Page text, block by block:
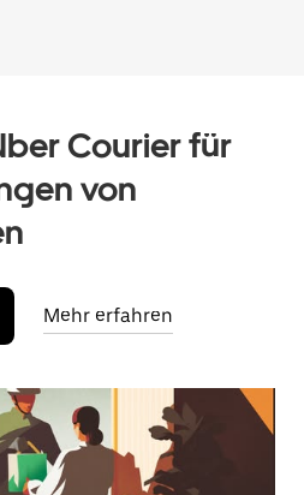
Courier für
von
Mehr erfahren